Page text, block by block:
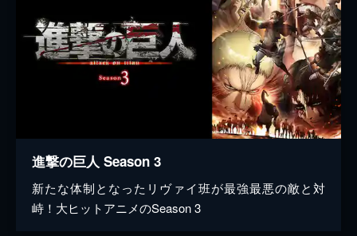
進撃の巨人 Season 3
新たな体制となったリヴァイ班が最強最悪の敵と対
峙！大ヒットアニメのSeason 3